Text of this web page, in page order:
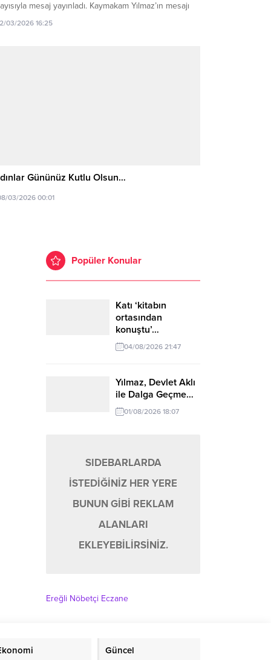
mesaj yayınladı. Kaymakam Yılmaz’ın mesajı
“Milli mücadele yıllarının en ateşli olduğu
milletimizi ayağa kaldıracak, birlik ve
03/2026 16:25
Gününüz Kutlu Olsun…
03/2026 00:01
Popüler Konular
Katı ‘kitabın
ortasından
konuştu’…
04/08/2026 21:47
Yılmaz, Devlet Aklı
ile Dalga Geçme…
01/08/2026 18:07
SIDEBARLARDA
İSTEDİĞİNİZ HER YERE
BUNUN GİBİ REKLAM
ALANLARI
EKLEYEBİLİRSİNİZ.
Ereğli Nöbetçi Eczane
Güncel